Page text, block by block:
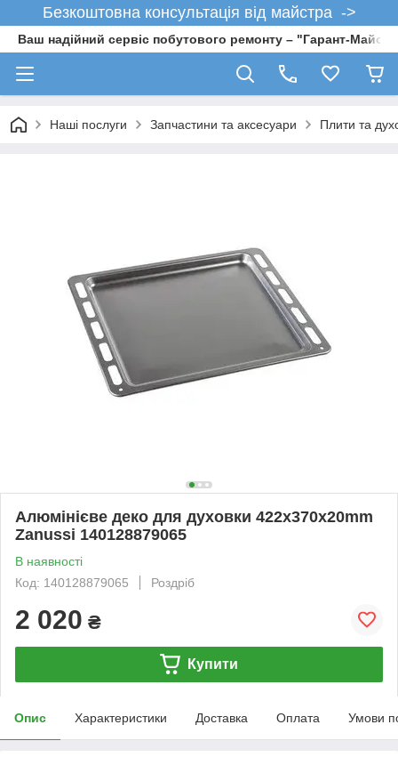
Безкоштовна консультація від майстра ->
Ваш надійний сервіс побутового ремонту – "Гарант-
Наші послуги Запчастини та аксесуари Плити та
Алюмінієве деко для духовки 422x370x20mm
Zanussi 140128879065
В наявності
Код: 140128879065
Роздріб
2 020 ₴
Купити
Опис Характеристики Доставка Оплата Умови